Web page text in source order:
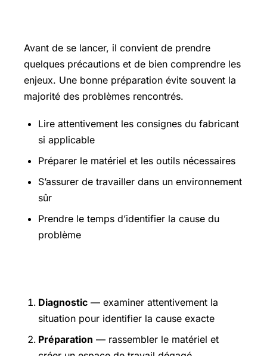
Avant de se lancer, il convient de prendre
quelques précautions et de bien comprendre les
enjeux. Une bonne préparation évite souvent la
majorité des problèmes rencontrés.
Lire attentivement les consignes du fabricant
si applicable
Préparer le matériel et les outils nécessaires
S’assurer de travailler dans un environnement
sûr
Prendre le temps d’identifier la cause du
problème
Diagnostic — examiner attentivement la
situation pour identifier la cause exacte
Préparation — rassembler le matériel et